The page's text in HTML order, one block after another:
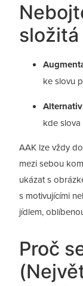
složitá
ke slovu
kde slova
AAK lze vždy
mezi sebou
ukázat s
s motivujícími
jídlem,
Proč